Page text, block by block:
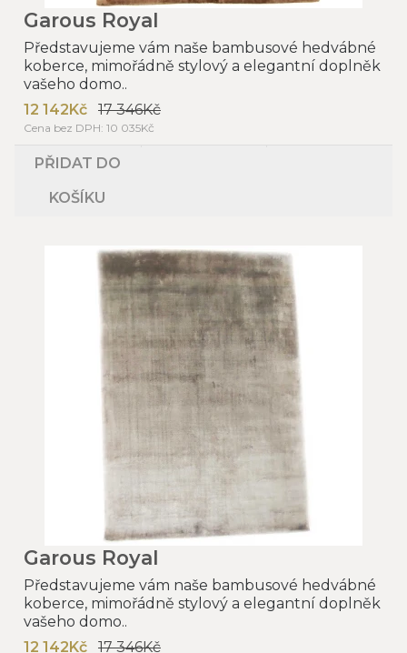
Garous Royal
Představujeme vám naše bambusové hedvábné
koberce, mimořádně stylový a elegantní doplněk
vašeho domo..
12 142Kč
17 346Kč
Cena bez DPH: 10 035Kč
PŘIDAT DO
KOŠÍKU
Garous Royal
Představujeme vám naše bambusové hedvábné
koberce, mimořádně stylový a elegantní doplněk
vašeho domo..
12 142Kč
17 346Kč